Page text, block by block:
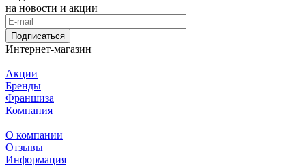
на новости и акции
Подписаться
Интернет-магазин
Акции
Бренды
Франшиза
Компания
О компании
Отзывы
Информация